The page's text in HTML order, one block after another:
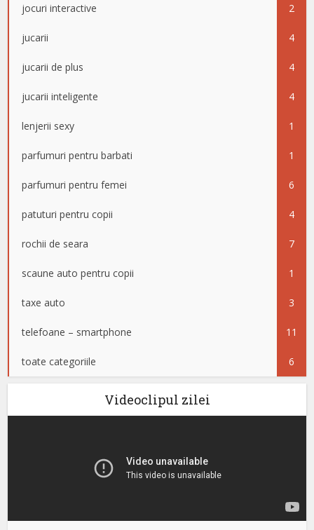
jocuri interactive 2
jucarii 4
jucarii de plus 4
jucarii inteligente 4
lenjerii sexy 1
parfumuri pentru barbati 1
parfumuri pentru femei 6
patuturi pentru copii 4
rochii de seara 7
scaune auto pentru copii 1
taxe auto 3
telefoane – smartphone 11
toate categoriile 6
Videoclipul zilei